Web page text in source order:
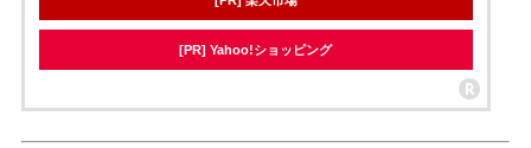
[PR] Yahoo!ショッピング